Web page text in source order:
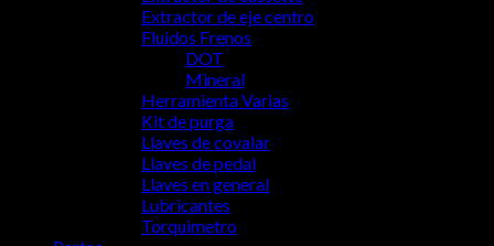
Extractor de eje centro
Fluidos Frenos
DOT
Mineral
Herramienta Varias
Kit de purga
Llaves de covalar
Llaves de pedal
Llaves en general
Lubricantes
Torquimetro